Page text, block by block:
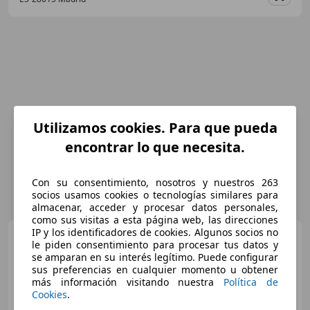
SEAT Leon León ST 1.8 TSI
S&S FR DSG7 180
€ 12.500
Utilizamos cookies. Para que pueda
encontrar lo que necesita.
Con su consentimiento, nosotros y nuestros 263
socios usamos cookies o tecnologías similares para
almacenar, acceder y procesar datos personales,
como sus visitas a esta página web, las direcciones
IP y los identificadores de cookies. Algunos socios no
le piden consentimiento para procesar tus datos y
se amparan en su interés legítimo. Puede configurar
sus preferencias en cualquier momento u obtener
más información visitando nuestra Política de
Cookies.